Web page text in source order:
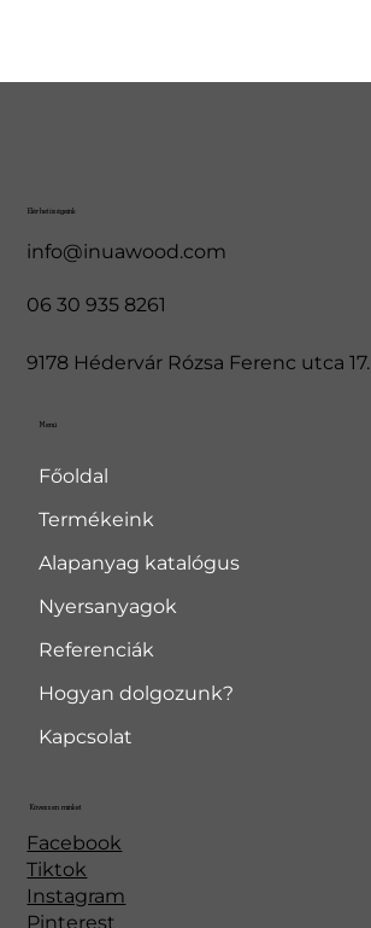
Elérhetőségeink
info@inuawood.com
06 30 935 8261
9178 Hédervár Rózsa Ferenc utca 17.
Menü
Főoldal
Termékeink
Alapanyag katalógus
Nyersanyagok
Referenciák
Hogyan dolgozunk?
Kapcsolat
Facebook
Tiktok
Instagram
Pinterest
Kövessen minket